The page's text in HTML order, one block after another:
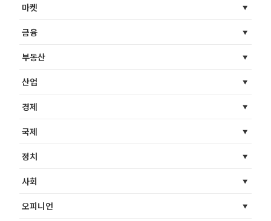
마켓
금융
부동산
산업
경제
국제
정치
사회
오피니언